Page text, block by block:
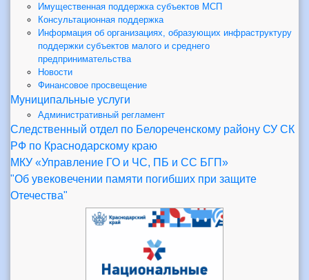
Имущественная поддержка субъектов МСП
Консультационная поддержка
Информация об организациях, образующих инфраструктуру
поддержки субъектов малого и среднего
предпринимательства
Новости
Финансовое просвещение
Муниципальные услуги
Административный регламент
Следственный отдел по Белореченскому району СУ СК
РФ по Краснодарскому краю
МКУ «Управление ГО и ЧС, ПБ и СС БГП»
"Об увековечении памяти погибших при защите
Отечества"